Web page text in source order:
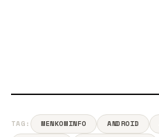
TAG: MENKOMINFO ANDROID